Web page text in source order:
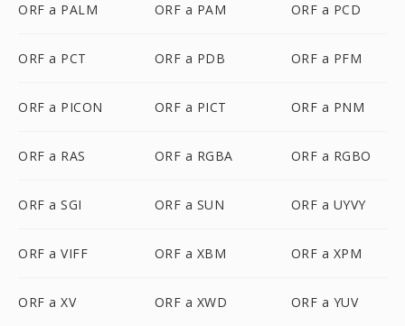
ORF a PALM ORF a PAM ORF a PCD
ORF a PCT ORF a PDB ORF a PFM
ORF a PICON ORF a PICT ORF a PNM
ORF a RAS ORF a RGBA ORF a RGBO
ORF a SGI ORF a SUN ORF a UYVY
ORF a VIFF ORF a XBM ORF a XPM
ORF a XV ORF a XWD ORF a YUV